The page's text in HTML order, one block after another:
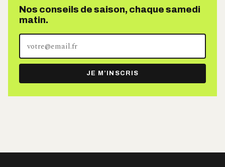
Nos conseils de saison, chaque samedi
matin.
Votre
adresse
e-
mail
JE M’INSCRIS